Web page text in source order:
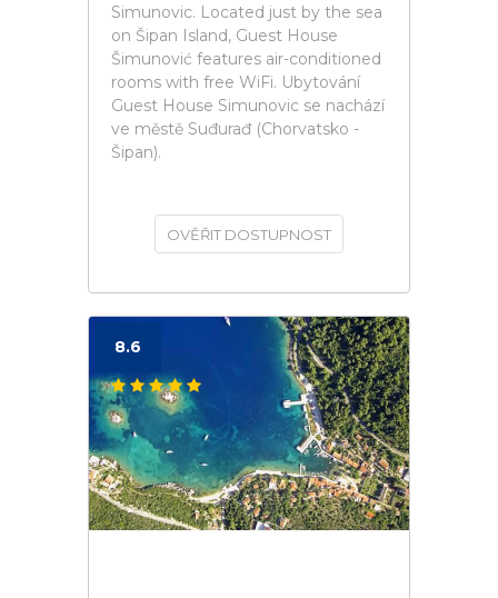
Simunovic. Located just by the sea
on Šipan Island, Guest House
Šimunović features air-conditioned
rooms with free WiFi. Ubytování
Guest House Simunovic se nachází
ve městě Suđurađ (Chorvatsko -
Šipan).
OVĚŘIT DOSTUPNOST
8.6